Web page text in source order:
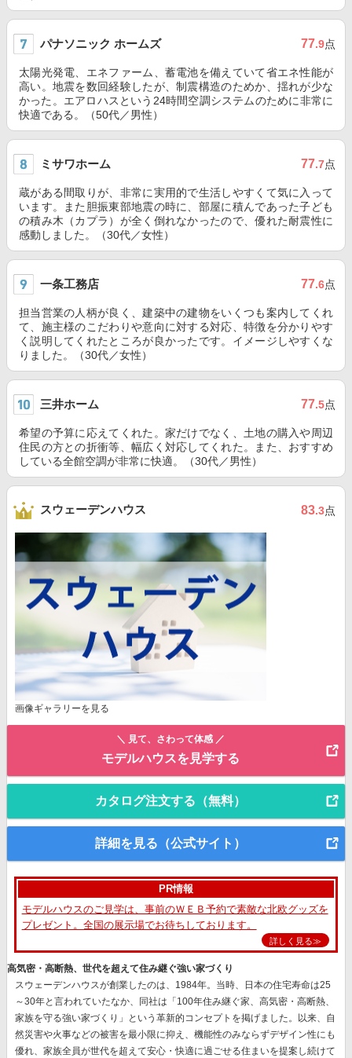
パナソニック ホームズ 77.9点
太陽光発電、エネファーム、蓄電池を備えていて省エネ性能が
高い。地震を数回経験したが、制震構造のためか、揺れが少な
かった。エアロハスという24時間空調システムのために非常に
快適である。（50代／男性）
ミサワホーム 77.7点
蔵がある間取りが、非常に実用的で生活しやすくて気に入って
います。また胆振東部地震の時に、部屋に積んであった子ども
の積み木（カプラ）が全く倒れなかったので、優れた耐震性に
感動しました。（30代／女性）
一条工務店 77.6点
担当営業の人柄が良く、建築中の建物をいくつも案内してくれ
て、施主様のこだわりや意向に対する対応、特徴を分かりやす
く説明してくれたところが良かったです。イメージしやすくな
りました。（30代／女性）
三井ホーム 77.5点
希望の予算に応えてくれた。家だけでなく、土地の購入や周辺
住民の方との折衝等、幅広く対応してくれた。また、おすすめ
している全館空調が非常に快適。（30代／男性）
スウェーデンハウス 83.3点
画像ギャラリーを見る
＼ 見て、さわって体感 ／
モデルハウスを見学する
カタログ注文する（無料）
詳細を見る（公式サイト）
PR情報
モデルハウスのご見学は、事前のＷＥＢ予約で素敵な北欧グッズを
プレゼント。全国の展示場でお待ちしております。
詳しく見る≫
高気密・高断熱、世代を超えて住み継ぐ強い家づくり
スウェーデンハウスが創業したのは、1984年。当時、日本の住宅寿命は25
～30年と言われていたなか、同社は 「100年住み継ぐ家、高気密・高断熱、
家族を守る強い家づくり」
という革新的コンセプトを掲げました。以来、自
然災害や火事などの被害を最小限に抑え、機能性のみならずデザイン性にも
優れ、 家族全員が世代を超えて安心・快適に過ごせる住まいを提案 し続けて